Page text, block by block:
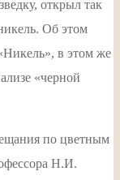
открыл так
Об этом
в этом же
«черной
по цветным
Н.И.